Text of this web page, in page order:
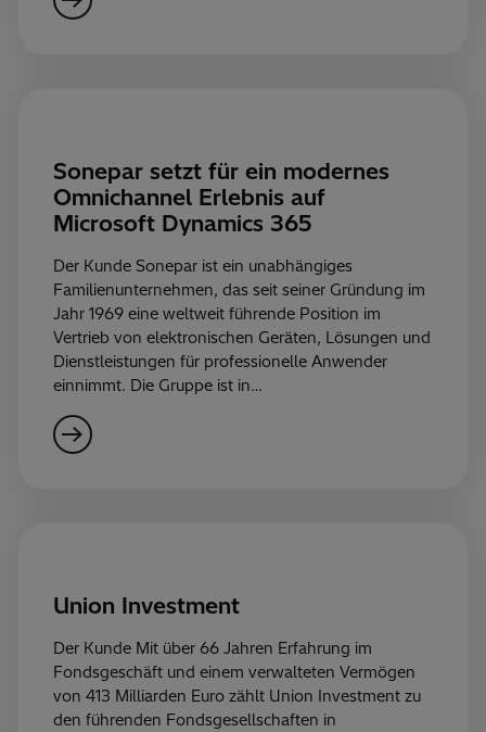
Sonepar setzt für ein modernes
Omnichannel Erlebnis auf
Microsoft Dynamics 365
Der Kunde Sonepar ist ein unabhängiges
Familienunternehmen, das seit seiner Gründung im
Jahr 1969 eine weltweit führende Position im
Vertrieb von elektronischen Geräten, Lösungen und
Dienstleistungen für professionelle Anwender
einnimmt. Die Gruppe ist in…
Union Investment
Der Kunde Mit über 66 Jahren Erfahrung im
Fondsgeschäft und einem verwalteten Vermögen
von 413 Milliarden Euro zählt Union Investment zu
den führenden Fondsgesellschaften in